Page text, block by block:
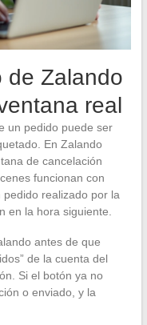
de Zalando
real
un pedido puede ser
En Zalando
de cancelación
funcionan con
realizado por la
en la hora siguiente.
antes de que
de la cuenta del
Si el botón ya no
o enviado, y la